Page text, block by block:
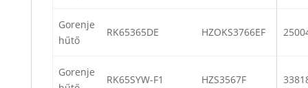
Gorenje
hűtő
RK65365DE HZOKS3766EF
Gorenje
RK65SYW-F1 HZS3567F